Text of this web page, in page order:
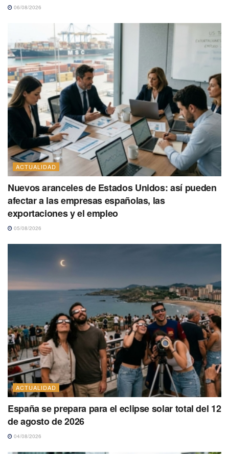
06/08/2026
ACTUALIDAD
Nuevos aranceles de Estados Unidos: así pueden
afectar a las empresas españolas, las
exportaciones y el empleo
05/08/2026
ACTUALIDAD
España se prepara para el eclipse solar total del 12
de agosto de 2026
04/08/2026